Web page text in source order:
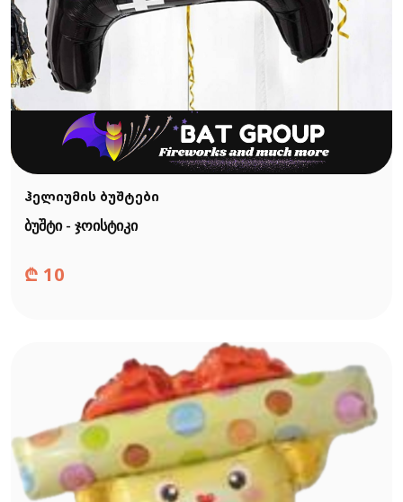
ჰელიუმის ბუშტები
ბუშტი - ჯოისტიკი
₾ 10